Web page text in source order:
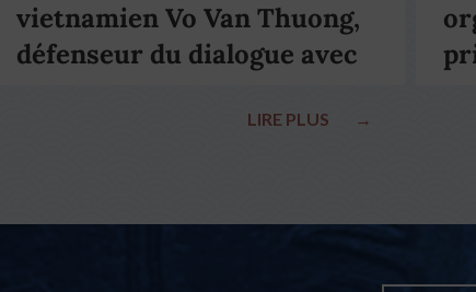
vietnamien Vo Van Thuong,
défenseur du dialogue avec
LIRE PLUS →